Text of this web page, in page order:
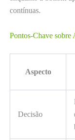
contínuas.
Pontos-Chave
Aspecto
Decisão